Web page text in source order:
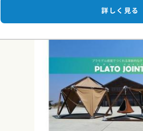
詳しく見る